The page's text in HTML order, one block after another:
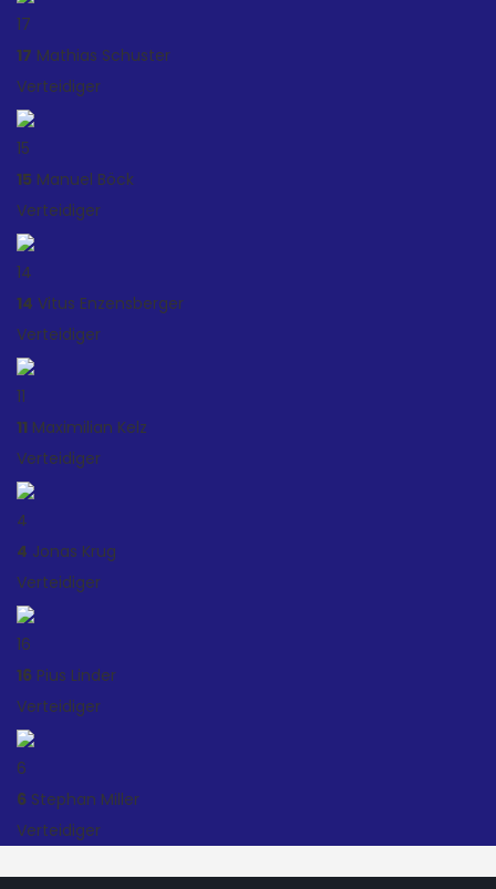
17
17 Mathias Schuster
Verteidiger
15
15 Manuel Böck
Verteidiger
14
14 Vitus Enzensberger
Verteidiger
11
11 Maximilian Kelz
Verteidiger
4
4 Jonas Krug
Verteidiger
16
16 Pius Linder
Verteidiger
6
6 Stephan Miller
Verteidiger